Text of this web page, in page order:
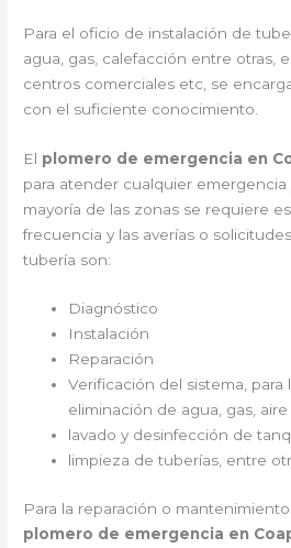
Para el oficio de instalación de
agua, gas, calefacción entre otras,
centros comerciales etc, se
con el suficiente conocimiento.
El plomero de emergencia en
para atender cualquier emergencia
mayoría de las zonas se requiere
frecuencia y las averías o
tubería son:
Diagnóstico
Instalación
Reparación
Verificación del sistema,
eliminación de agua, gas,
lavado y desinfección de
limpieza de tuberías, entre
Para la reparación o
plomero de emergencia en